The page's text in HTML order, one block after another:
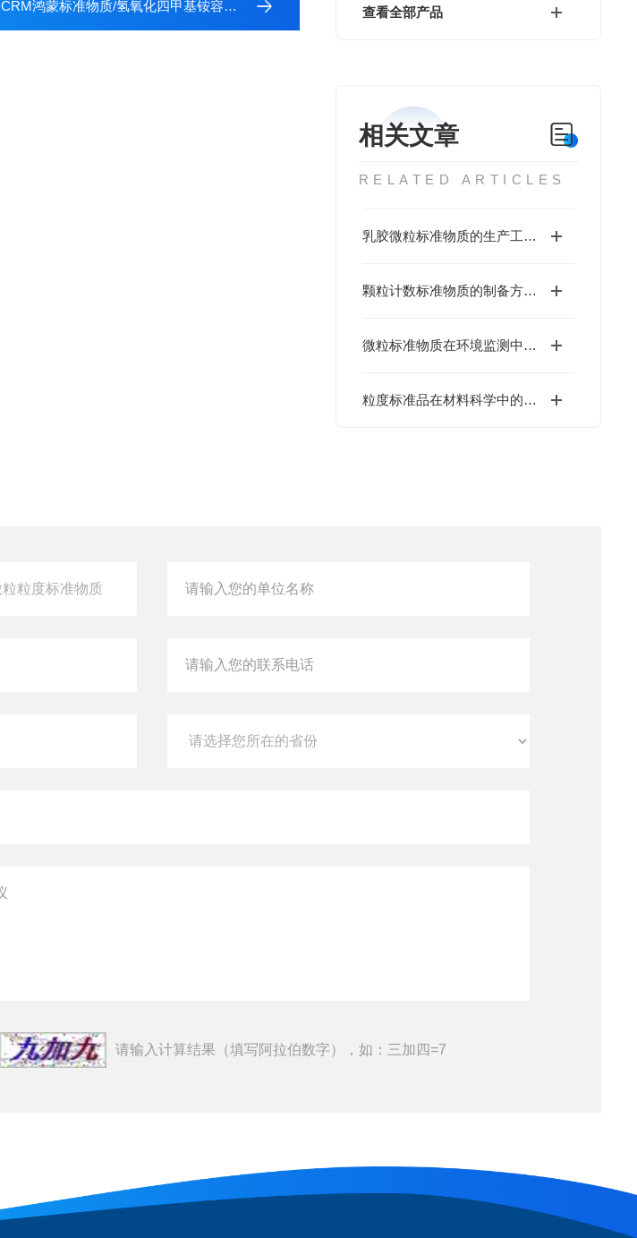
查看全部产品
相关文章
RELATED ARTICLES
乳胶微粒标准物质的生产工艺与优化
颗粒计数标准物质的制备方法与性能分析
微粒标准物质在环境监测中的应用
粒度标准品在材料科学中的重要性
CRM鸿蒙标准物质/氢氧化四甲基铵容量分析用溶液标准物质
请输入计算结果（填写阿拉伯数字），如：三加四=7